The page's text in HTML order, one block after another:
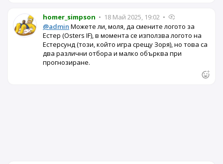
homer_simpson • 18 Май 2025, 19:02 •
@admin Можете ли, моля, да смените логото за
Естер (Osters IF), в момента се използва логото на
Естерсунд (този, който игра срещу Зоря), но това са
два различни отбора и малко обърква при
прогнозиране.